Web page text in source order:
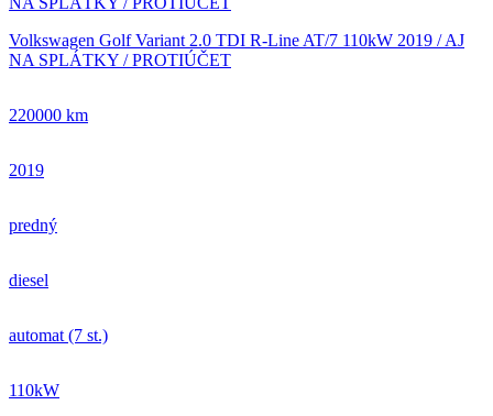
Volkswagen Golf Variant 2.0 TDI R-Line AT/7 110kW 2019 / AJ
NA SPLÁTKY / PROTIÚČET
220000 km
2019
predný
diesel
automat (7 st.)
110kW